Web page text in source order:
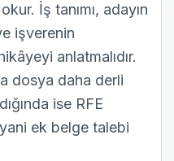
İş tanımı, adayın
işverenin
anlatmalıdır.
dosya daha derli
ise RFE
ek belge talebi